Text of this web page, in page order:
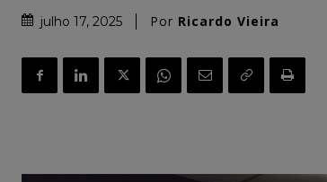
julho 17, 2025 Por Ricardo Vieira